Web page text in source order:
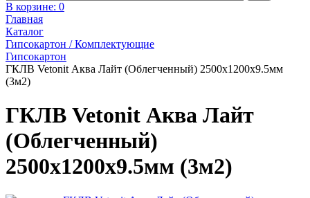
В корзине: 0
Главная
Каталог
Гипсокартон / Комплектующие
Гипсокартон
ГКЛВ Vetonit Аква Лайт (Облегченный) 2500х1200х9.5мм
(3м2)
ГКЛВ Vetonit Аква Лайт
(Облегченный)
2500х1200х9.5мм (3м2)